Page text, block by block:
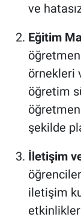
ve
Eğitim
örnekleri
öğretim
şekilde
İletişim
iletişim